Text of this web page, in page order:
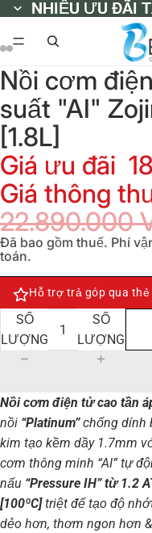
NHIỀU ƯU ĐÃI
NHIỀU ƯU ĐÃI
Nồi cơm
suất "AI"
[1.8L]
Giá ưu đãi
Giá thông
22.890.000
Đã bao gồm thuế. Phí
toán.
Hỗ trợ trả góp qua thẻ
GIẢM
SỐ
LƯỢNG
TĂNG
SỐ
LƯỢNG
Nồi cơm điện tử cao tần
nồi “Platinum” chống dính
kim tạo kềm dầy 1.7mm
cơm thông minh “AI” tự
nấu “Pressure IH” từ 1.2
[100ºC]triệt để tạo độ
dẻo hơn, thơm ngon hơn